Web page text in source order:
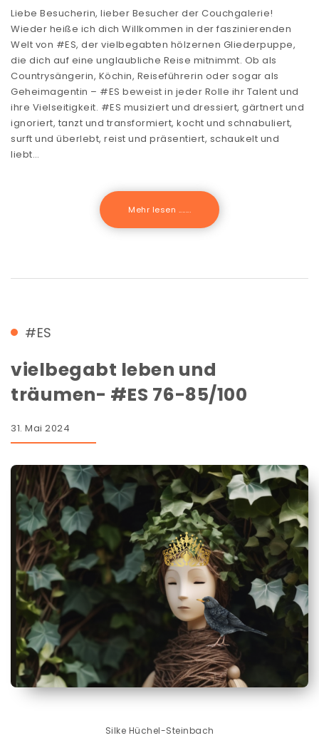
Liebe Besucherin, lieber Besucher der Couchgalerie!
Wieder heiße ich dich Willkommen in der faszinierenden
Welt von #ES, der vielbegabten hölzernen Gliederpuppe,
die dich auf eine unglaubliche Reise mitnimmt. Ob als
Countrysängerin, Köchin, Reiseführerin oder sogar als
Geheimagentin – #ES beweist in jeder Rolle ihr Talent und
ihre Vielseitigkeit. #ES musiziert und dressiert, gärtnert und
ignoriert, tanzt und transformiert, kocht und schnabuliert,
surft und überlebt, reist und präsentiert, schaukelt und
liebt…
Mehr lesen .......
#ES
vielbegabt leben und
träumen- #ES 76-85/100
31. Mai 2024
Silke Hüchel-Steinbach